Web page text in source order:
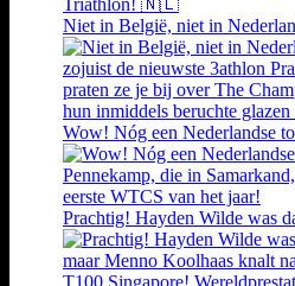
Niet in België, niet in
Wow! Nóg een Nederlandse
Prachtig! Hayden Wilde was